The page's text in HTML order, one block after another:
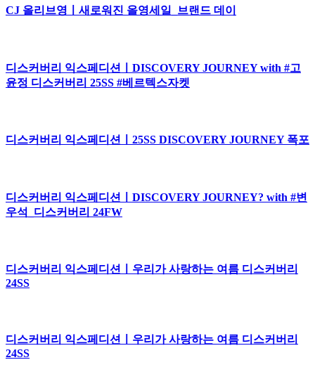
CJ 올리브영ㅣ새로워진 올영세일_브랜드 데이
디스커버리 익스페디션ㅣDISCOVERY JOURNEY with #고
윤정 디스커버리 25SS #베르텍스자켓
디스커버리 익스페디션ㅣ25SS DISCOVERY JOURNEY 폭포
디스커버리 익스페디션ㅣDISCOVERY JOURNEY? with #변
우석_디스커버리 24FW
디스커버리 익스페디션ㅣ우리가 사랑하는 여름 디스커버리
24SS
디스커버리 익스페디션ㅣ우리가 사랑하는 여름 디스커버리
24SS